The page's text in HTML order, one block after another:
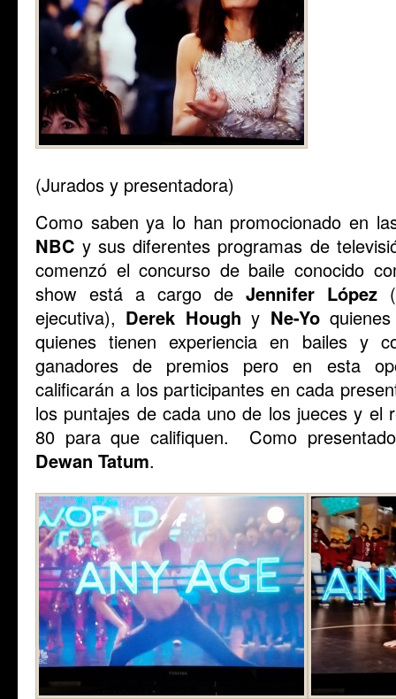
(Jurados y presentadora)
Como saben ya lo han promocionado en
NBC y sus diferentes programas de
comenzó el concurso de baile conocido
show está a cargo de Jennifer López
ejecutiva), Derek Houghy Ne-Yo
quienes tienen experiencia en bailes y
ganadores de premios pero en esta
calificarán a los participantes en cada
los puntajes de cada uno de los jueces y el
80 para que califiquen. Como
Dewan Tatum.